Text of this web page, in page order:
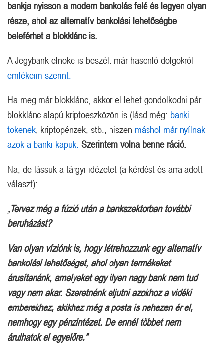
bankja nyisson a modern bankolás felé és legyen olyan
része, ahol az alternatív bankolási lehetőségbe
beleférhet a blokklánc is.
A Jegybank elnöke is beszélt már hasonló dolgokról
emlékeim szerint.
Ha meg már blokklánc, akkor el lehet gondolkodni pár
blokklánc alapú kriptoeszközön is (lásd még: banki
tokenek , kriptopénzek, stb., hiszen máshol már nyílnak
azok a banki kapuk. Szerintem volna benne ráció.
Na, de lássuk a tárgyi idézetet (a kérdést és arra adott
választ):
„Tervez még a fúzió után a bankszektorban további
beruházást?
Van olyan víziónk is, hogy létrehozzunk egy alternatív
bankolási lehetőséget, ahol olyan termékeket
árusítanánk, amelyeket egy ilyen nagy bank nem tud
vagy nem akar. Szeretnénk eljutni azokhoz a vidéki
emberekhez, akikhez még a posta is nehezen ér el,
nemhogy egy pénzintézet. De ennél többet nem
árulhatok el egyelőre.”